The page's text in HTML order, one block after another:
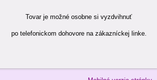
Tovar je možné osobne si vyzdvihnuť
po telefonickom dohovore na zákazníckej linke.